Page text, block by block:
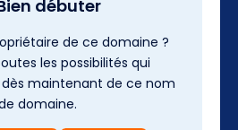
débuter
de ce domaine ?
les possibilités qui
dès maintenant de ce nom
domaine.